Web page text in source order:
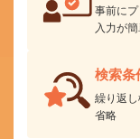
事前に
入力が
検索条
繰り返
省略